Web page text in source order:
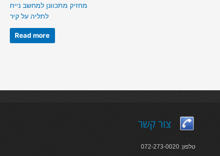
מחזיק מתכוונן למחשב נייח
לתליה על קיר
Read more
צור קשר
טלפון: 072-273-0020